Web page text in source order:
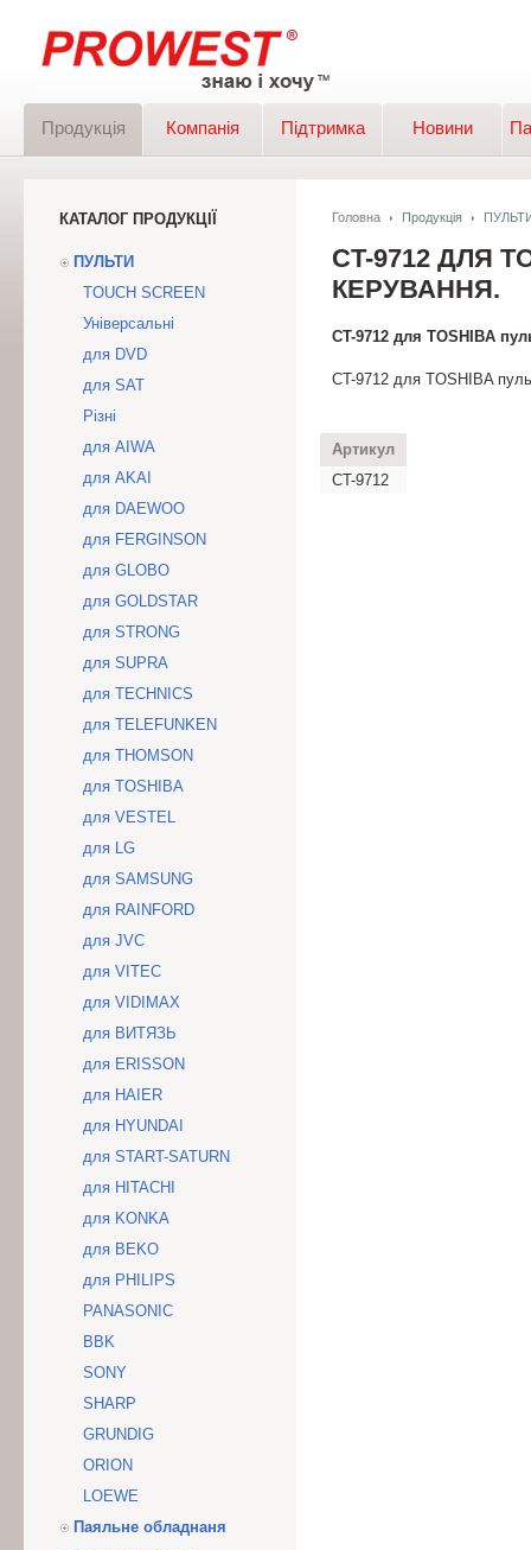
Продукція Компанія Підтримка Новини
КАТАЛОГ ПРОДУКЦІЇ
ПУЛЬТИ
TOUCH SCREEN
Універсальні
для DVD
для SAT
Різні
для AIWA
для AKAI
для DAEWOO
для FERGINSON
для GLOBO
для GOLDSTAR
для STRONG
для SUPRA
для TECHNICS
для TELEFUNKEN
для THOMSON
для TOSHIBA
для VESTEL
для LG
для SAMSUNG
для RAINFORD
для JVC
для VITEC
для VIDIMAX
для ВИТЯЗЬ
для ERISSON
для HAIER
для HYUNDAI
для START-SATURN
для HITACHI
для KONKA
для BEKO
для PHILIPS
PANASONIC
BBK
SONY
SHARP
GRUNDIG
ORION
LOEWE
Паяльне обладнаня
Головна Продукція
CT-9712 ДЛЯ
КЕРУВАННЯ.
CT-9712 для TOSHIBA
CT-9712 для TOSHIBA
Артикул
CT-9712